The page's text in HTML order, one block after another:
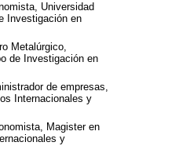
Universidad
Investigación en
Metalúrgico,
de Investigación en
de empresas,
Internacionales y
Magister en
y